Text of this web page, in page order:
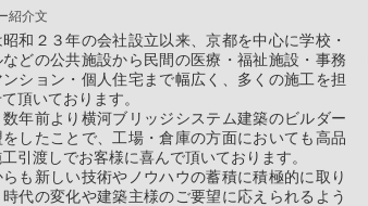
紹介文
和２３年の会社設立以来、京都を中心に学校・
どの公共施設から民間の医療・福祉施設・事務
ンション・個人住宅まで幅広く、多くの施工を担
頂いております。
数年前より横河ブリッジシステム建築のビルダー
をしたことで、工場・倉庫の方面においても高品
引渡しでお客様に喜んで頂いております。
らも新しい技術やノウハウの蓄積に積極的に取り
代の変化や建築主様のご要望に応えられるよう